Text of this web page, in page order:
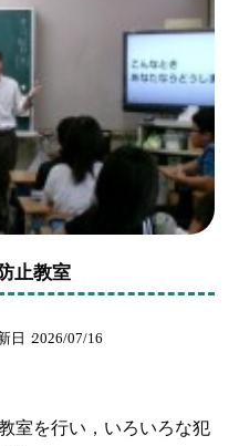
止教室
日 2026/07/16
室を行い，いろいろな犯